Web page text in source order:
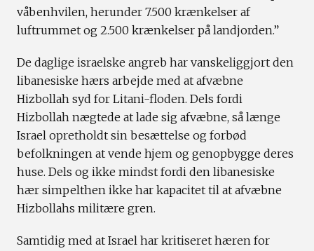
våbenhvilen, herunder 7.500 krænkelser af
luftrummet og 2.500 krænkelser på landjorden.”
De daglige israelske angreb har vanskeliggjort den
libanesiske hærs arbejde med at afvæbne
Hizbollah syd for Litani-floden. Dels fordi
Hizbollah nægtede at lade sig afvæbne, så længe
Israel opretholdt sin besættelse og forbød
befolkningen at vende hjem og genopbygge deres
huse. Dels og ikke mindst fordi den libanesiske
hær simpelthen ikke har kapacitet til at afvæbne
Hizbollahs militære gren.
Samtidig med at Israel har kritiseret hæren for